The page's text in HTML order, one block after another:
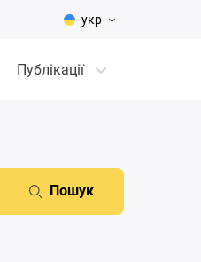
укр
Публікації
Пошук